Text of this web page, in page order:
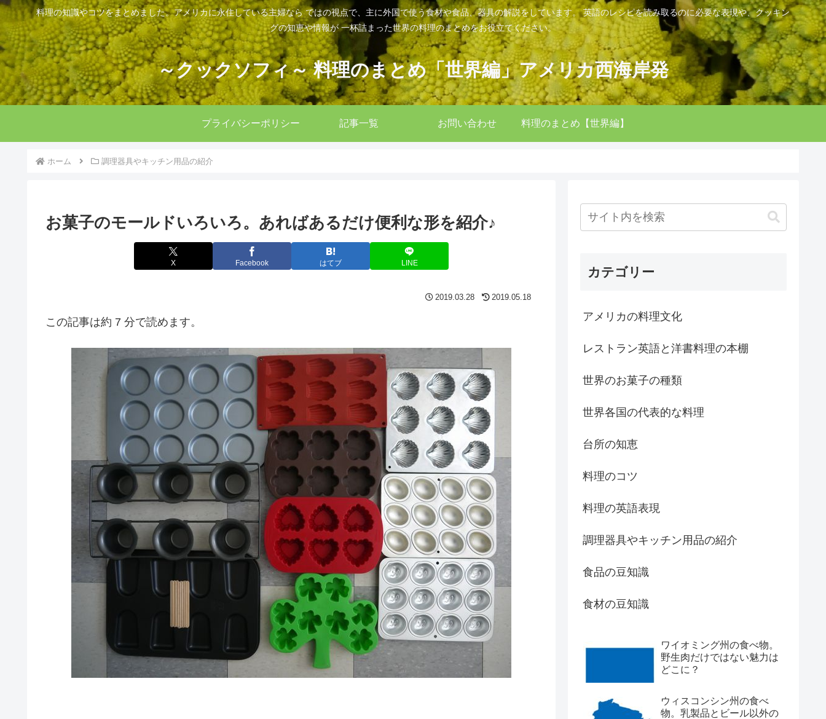
料理の知識やコツをまとめました。アメリカに永住している主婦なら ではの視点で、主に外国で使う食材や食品、器具の解説をしています。 英語のレシピを読み取るのに必要な表現や、クッキン
グの知恵や情報が 一杯詰まった世界の料理のまとめをお役立てください。
～クックソフィ～ 料理のまとめ「世界編」アメリカ西海岸発
プライバシーポリシー 記事一覧 お問い合わせ 料理のまとめ【世界編】
ホーム 調理器具やキッチン用品の紹介
お菓子のモールドいろいろ。あればあるだけ便利な形を紹介♪
X Facebook はてブ LINE
2019.03.28 2019.05.18
この記事は約 7 分で読めます。
カテゴリー
アメリカの料理文化
レストラン英語と洋書料理の本棚
世界のお菓子の種類
世界各国の代表的な料理
台所の知恵
料理のコツ
料理の英語表現
調理器具やキッチン用品の紹介
食品の豆知識
食材の豆知識
ワイオミング州の食べ物。
野生肉だけではない魅力は
どこに？
ウィスコンシン州の食べ
物。乳製品とビール以外の